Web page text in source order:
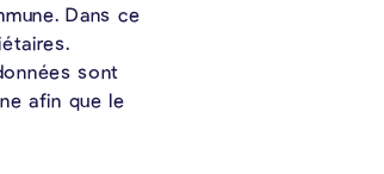
Dans ce
sont
afin que le